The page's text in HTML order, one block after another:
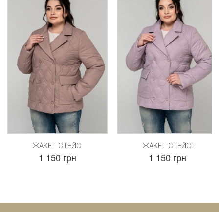
ЖАКЕТ СТЕЙСІ
1 150 грн
ЖАКЕТ СТЕЙСІ
1 150 грн